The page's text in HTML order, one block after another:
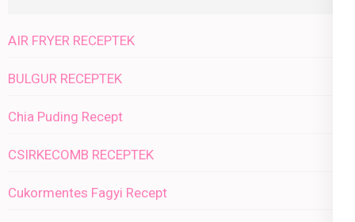
AIR FRYER RECEPTEK
BULGUR RECEPTEK
Chia Puding Recept
CSIRKECOMB RECEPTEK
Cukormentes Fagyi Recept